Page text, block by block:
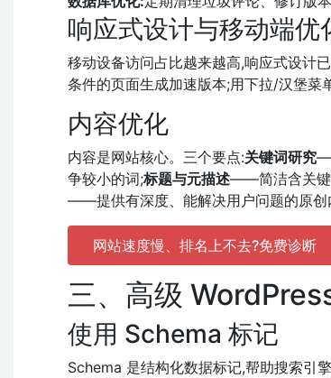
响应式设计与移动端优
移动设备访问占比越来越高,响应式设计
条件的页面生成加速版本;用下拉/汉堡菜
内容优化
内容是网站核心。三个要点:关键词研究
争较小的词;标题与元描述——简洁含关键
——提供有深度、能解决用户问题的原创
网站速度慢、排名上不去?免费诊断
三、高级
使用 Schema 标记
Schema 是结构化数据标记,帮助搜索引